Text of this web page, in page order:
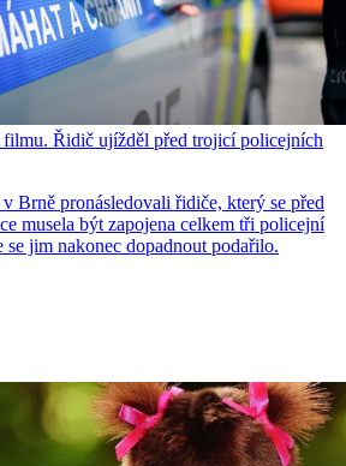
Řidič ujížděl před trojicí policejních
Brně pronásledovali řidiče, který se před
musela být zapojena celkem tři policejní
se jim nakonec dopadnout podařilo.